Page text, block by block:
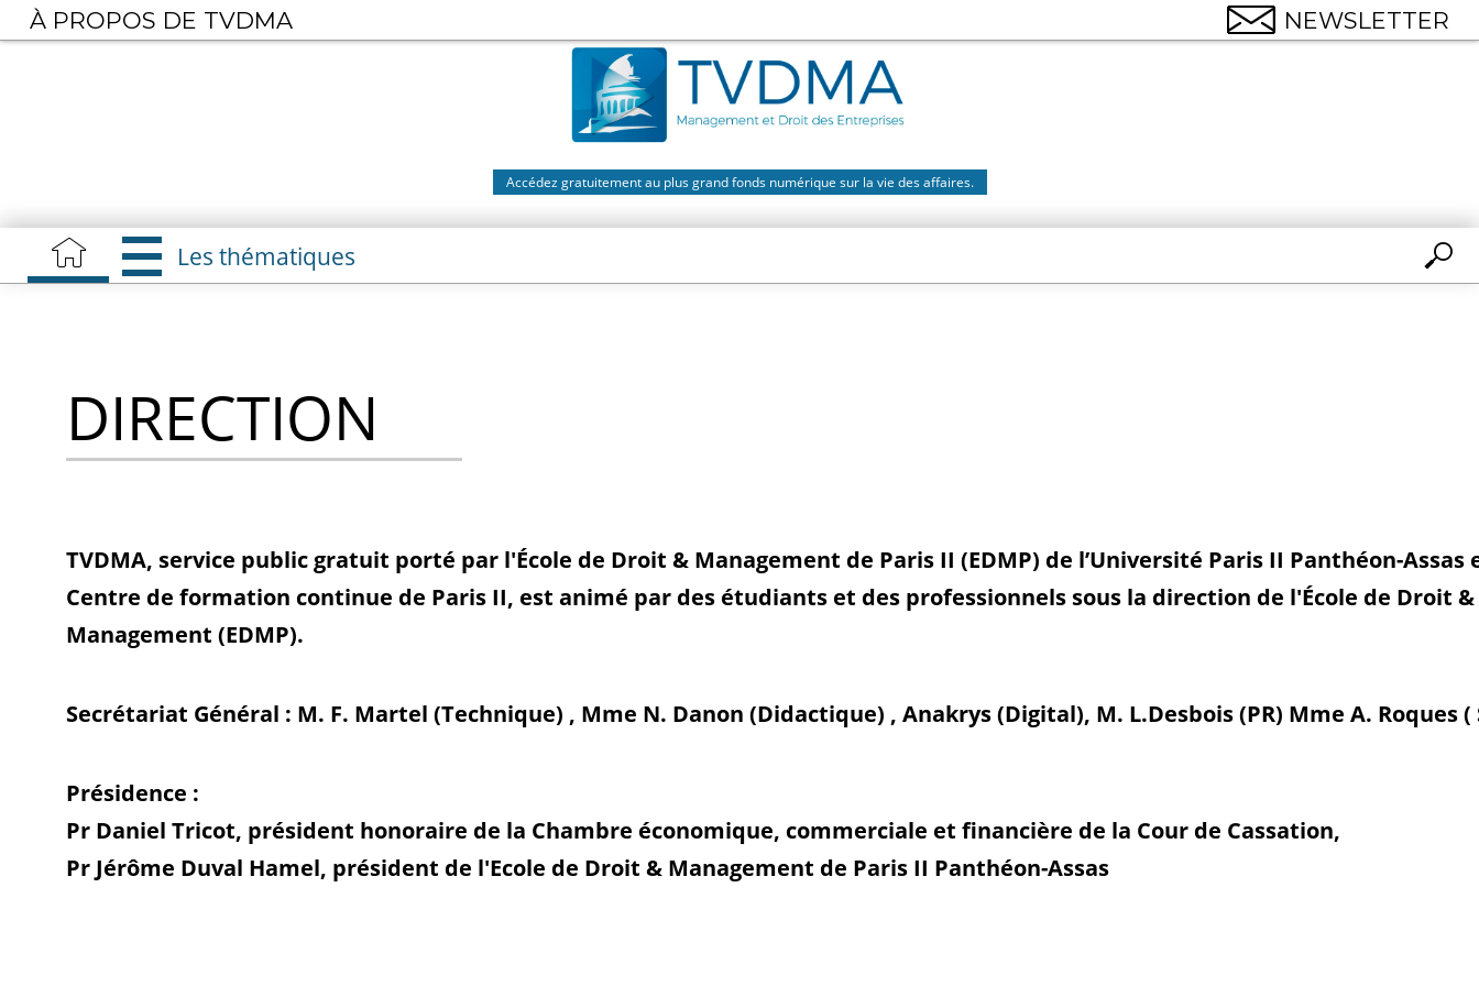
Aller
au
Accédez gratuitement au plus grand fonds numérique sur la vie des affaires.
Les thématiques
DIRECTION
TVDMA, service public gratuit porté par l'École de Droit & Management de Paris II (EDMP) de l’Université Paris II Panthéon-Assas
Centre de formation continue de Paris II, est animé par des étudiants et des professionnels sous la direction de l'École de Droit &
Management (EDMP).
Secrétariat Général : M. F. Martel (Technique) , Mme N. Danon (Didactique) , Anakrys (Digital), M. L.Desbois (PR) Mme A. Roques (
Présidence :
Pr Daniel Tricot, président honoraire de la Chambre économique, commerciale et financière de la Cour de Cassation,
Pr Jérôme Duval Hamel, président de l'Ecole de Droit & Management de Paris II Panthéon-Assas
À PROPOS DE TVDMA NEWSLETTER